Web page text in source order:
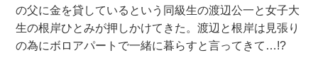
の父に金を貸しているという同級生の渡辺公一と女子大
生の根岸ひとみが押しかけてきた。渡辺と根岸は見張り
の為にボロアパートで一緒に暮らすと言ってきて…!?